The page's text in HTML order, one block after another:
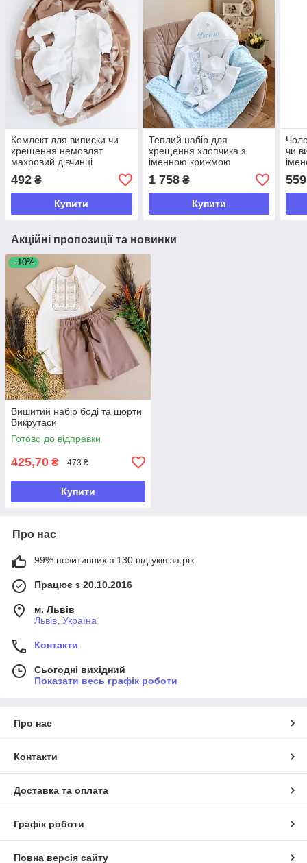
Комлект для виписки чи
хрещення немовлят
махровий дівчинці
492 ₴
Купити
Теплий набір для
хрещення хлопчика з
іменною крижмою
1 758₴
Купити
чи
559
Акційні пропозиції та новинки
–10%
Вишитий набір боді та шорти
Викрутаси
Готово до відправки
425,70 ₴ 473 ₴
Купити
Про нас
99% позитивних з 130 відгуків за рік
Працює з 20.10.2016
м. Львів
Львів, Україна
Контакти
Сьогодні вихідний
Показати весь графік роботи
Про нас
Контакти
Доставка та оплата
Графік роботи
Повна версія сайту